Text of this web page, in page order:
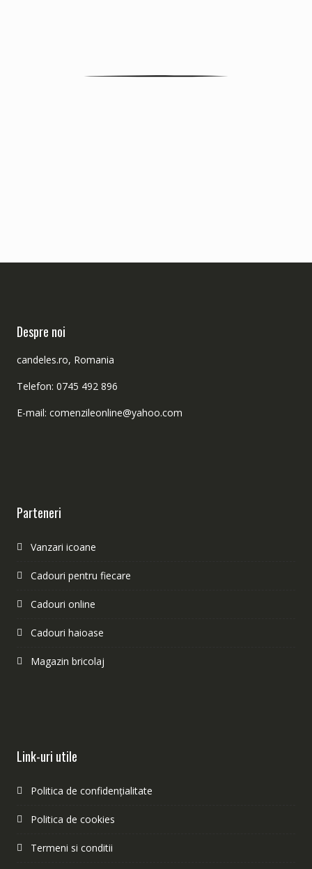
Despre noi
candeles.ro, Romania
Telefon: 0745 492 896
E-mail: comenzileonline@yahoo.com
Parteneri
Vanzari icoane
Cadouri pentru fiecare
Cadouri online
Cadouri haioase
Magazin bricolaj
Link-uri utile
Politica de confidențialitate
Politica de cookies
Termeni si conditii